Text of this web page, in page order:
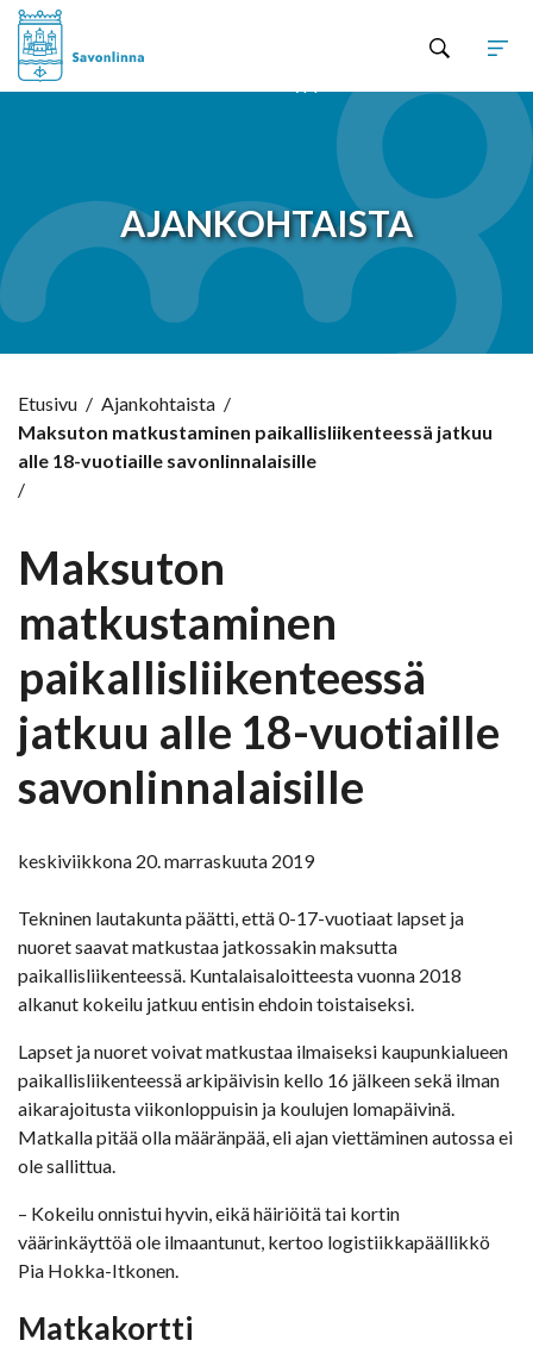
AJANKOHTAISTA
Etusivu / Ajankohtaista /
Maksuton matkustaminen paikallisliikenteessä jatkuu
alle 18-vuotiaille savonlinnalaisille
/
Maksuton
matkustaminen
paikallisliikenteessä
jatkuu alle 18-vuotiaille
savonlinnalaisille
keskiviikkona 20. marraskuuta 2019
Tekninen lautakunta päätti, että 0-17-vuotiaat lapset ja
nuoret saavat matkustaa jatkossakin maksutta
paikallisliikenteessä. Kuntalaisaloitteesta vuonna 2018
alkanut kokeilu jatkuu entisin ehdoin toistaiseksi.
Lapset ja nuoret voivat matkustaa ilmaiseksi kaupunkialueen
paikallisliikenteessä arkipäivisin kello 16 jälkeen sekä ilman
aikarajoitusta viikonloppuisin ja koulujen lomapäivinä.
Matkalla pitää olla määränpää, eli ajan viettäminen autossa ei
ole sallittua.
– Kokeilu onnistui hyvin, eikä häiriöitä tai kortin
väärinkäyttöä ole ilmaantunut, kertoo logistiikkapäällikkö
Pia Hokka-Itkonen.
Matkakortti